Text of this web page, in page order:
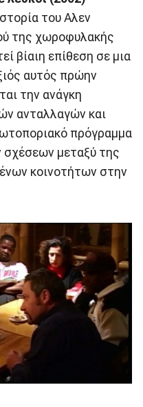
του Αλεν
της χωροφυλακής
βίαιη επίθεση σε μια
αυτός πρώην
την ανάγκη
ανταλλαγών και
πρόγραμμα
μεταξύ της
κοινοτήτων στην